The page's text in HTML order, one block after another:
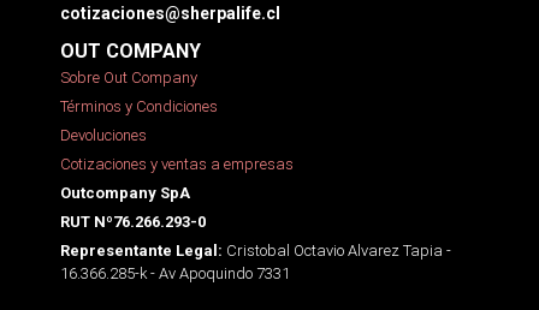
cotizaciones@sherpalife.cl
OUT COMPANY
Sobre Out Company
Términos y Condiciones
Devoluciones
Cotizaciones y ventas a empresas
Outcompany SpA
RUT Nº76.266.293-0
Representante Legal: Cristobal Octavio Alvarez Tapia -
16.366.285-k - Av Apoquindo 7331